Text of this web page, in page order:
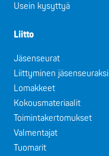
Usein kysyttyä
Liitto
Jäsenseurat
Liittyminen jäsenseuraksi
Lomakkeet
Kokousmateriaalit
Toimintakertomukset
Valmentajat
Tuomarit